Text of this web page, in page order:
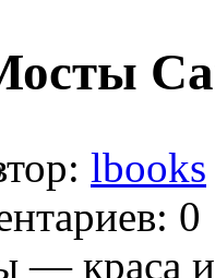
lbooks
0
— краса